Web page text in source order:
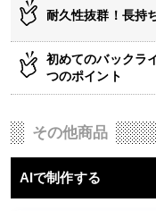
耐久性抜群！長持
初めてのバックラ
つのポイント
その他商品
AIで制作する